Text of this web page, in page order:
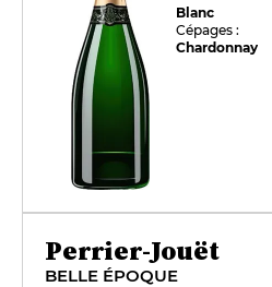
Blanc
Cépages :
Chardonnay
Perrier-Jouët
BELLE ÉPOQUE